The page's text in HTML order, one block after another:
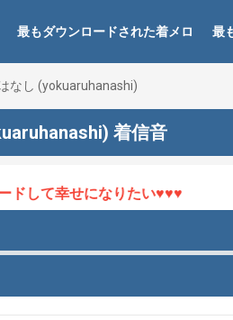
最もダウンロードされた着メロ 最
なし (yokuaruhanashi)
着信音
て幸せになりたい♥♥♥